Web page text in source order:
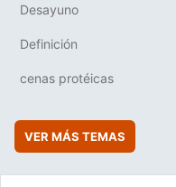
Desayuno
Definición
cenas protéicas
VER MÁS TEMAS